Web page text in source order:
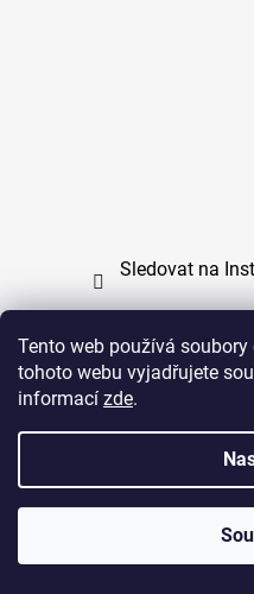
Tento web používá
tohoto webu vyjadřujete
informací zde.
Sledovat na
Copyright (c) 2011 -
Copyright 2026ZOO